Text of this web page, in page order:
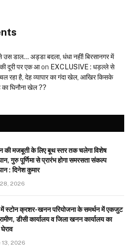
डाल… अड्डा बदला, धंधा नहीं! बिरसानगर में
दूरी पर एक आon EXCLUSIVE : धड़ल्ले से
रहा है, देह व्यापार का गंदा खेल, आखिर किसके
घिनौना खेल ??
की मजबूती के लिए बूथ स्तर तक चलेगा विशेष
गुरु पूर्णिमा से प्रारंभ होगा समरसता संकल्प
: दिनेश कुमार
2026
स्टोन क्रशर-खनन परियोजना के समर्थन में एकजुट
डीसी कार्यालय व जिला खनन कार्यालय का
13, 2026